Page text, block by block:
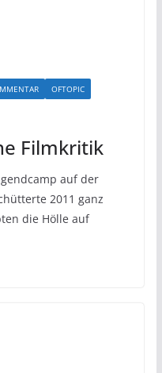
OFTOPIC
Filmkritik
auf der
2011 ganz
die Hölle auf